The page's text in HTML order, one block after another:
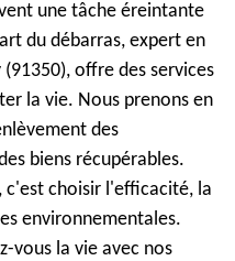
une tâche éreintante
du débarras, expert en
offre des services
la vie. Nous prenons en
des
biens récupérables.
c'est choisir l'efficacité, la
environnementales.
vous la vie avec nos